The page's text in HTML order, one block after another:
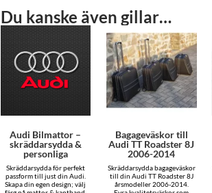
Du kanske även gillar…
Audi Bilmattor –
skräddarsydda &
personliga
Skräddarsydda för perfekt
passform till just din Audi.
Skapa din egen design; välj
Bagageväskor till
Audi TT Roadster 8J
2006-2014
Skräddarsydda bagageväskor
till din Audi TT Roadster 8J
årsmodeller 2006-2014.